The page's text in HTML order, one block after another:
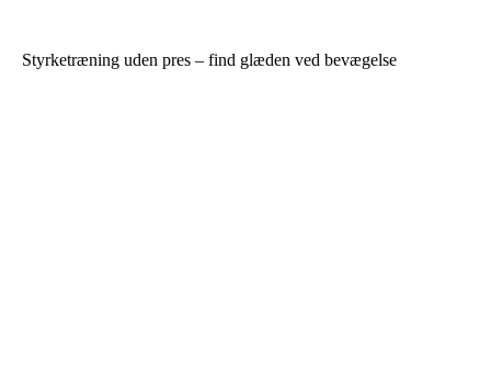
Styrketræning uden pres – find glæden ved bevægelse